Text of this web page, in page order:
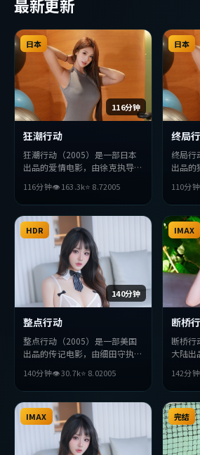
最新更新
116分钟
日本
狂潮行动
狂潮行动（2005）是一部日本
出品的爱情电影，由徐克执导，
昊等主演。影片在叙事与视听上
力求突破，探讨人性与抉择，节
奏张弛有度，适合喜欢该类型的
观众完整观看。
116分钟👁163.3k⭐ 8.72005
日本
终局
终局行
出品的
美、杨
与视听
抉择，
该类
110分钟
140分钟
HDR
整点行动
整点行动（2005）是一部美国
出品的传记电影，由细田守执
·查拉梅等主演。影片在叙事
与视听上力求突破，探讨人性与
抉择，节奏张弛有度，适合喜欢
该类型的观众完整观看。
140分钟👁30.7k⭐ 8.02005
IMAX
断桥
断桥行
大陆出
樱、金
与视听
抉择，
该类
142分钟
IMAX 完结